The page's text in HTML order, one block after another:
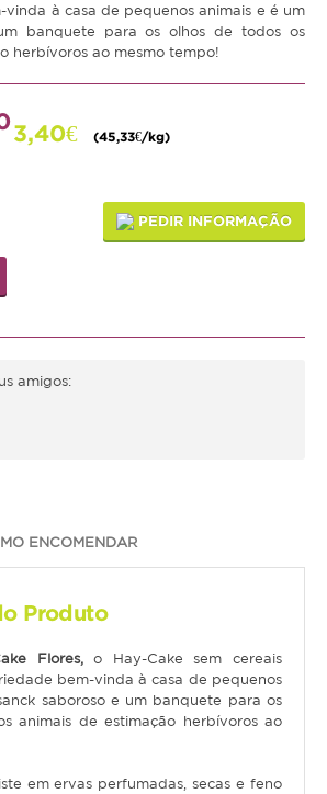
à casa de pequenos animais e é um
banquete para os olhos de todos os
herbívoros ao mesmo tempo!
3,40€ (45,33€/kg)
PEDIR INFORMAÇÃO
amigos:
ENCOMENDAR
Produto
Flores,o Hay-Cake sem cereais
bem-vinda à casa de pequenos
saboroso e um banquete para os
animais de estimação herbívoros ao
em ervas perfumadas, secas e feno